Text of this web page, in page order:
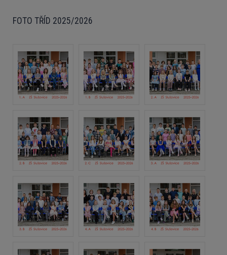
FOTO TŘÍD 2025/2026